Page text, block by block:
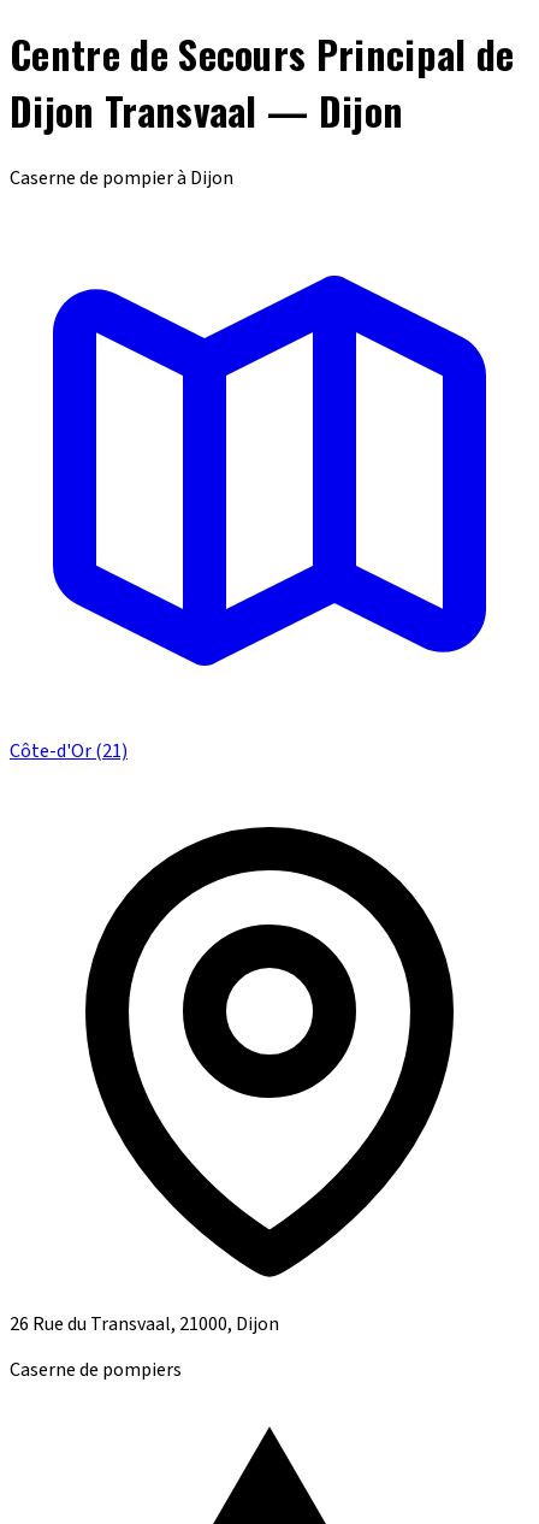
Centre de Secours Principal de
Dijon Transvaal — Dijon
Caserne de pompier à Dijon
Côte-d'Or (21)
26 Rue du Transvaal, 21000, Dijon
Caserne de pompiers